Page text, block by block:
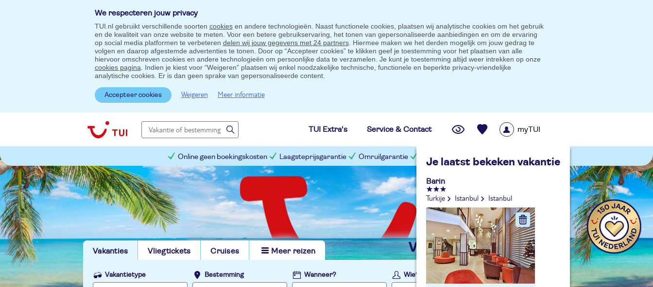
We respecteren jouw privacy
TUI.nl gebruikt verschillende soorten cookiesen andere technologieën. Naast functionele cookies, plaatsen wij analytische cookies om het gebruik
en de kwaliteit van onze website te meten. Voor een betere gebruikservaring, het tonen van gepersonaliseerde aanbiedingen en om de ervaring
op social media platformen te verbeteren delen wij jouw gegevens met 24 partners. Hiermee maken we het derden mogelijk om jouw gedrag te
volgen en daarop afgestemde advertenties te tonen. Door op “Accepteer cookies” te klikken geef je toestemming voor het plaatsen van alle
hiervoor omschreven cookies en andere technologieën om persoonlijke data te verzamelen. Je kunt je toestemming altijd weer intrekken op onze
cookies pagina . Indien je kiest voor “Weigeren” plaatsen wij enkel noodzakelijke technische, functionele en beperkte privacy-vriendelijke
analytische cookies. Er is dan geen sprake van gepersonaliseerde content.
Accepteer cookies Weigeren Meer informatie
TUI Extra's Service & Contact
Je laatst bekeken vakantie
Barin
Turkije Istanbul Istanbul
myTUI
Online geen boekingskosten Laagsteprijsgarantie Omruilgarantie Slimme prijsgarantie
Vakanties Vliegtickets Cruises Meer reizen vind jouw ideale vakantie
Vakantietype Bestemming Wanneer? Wie?